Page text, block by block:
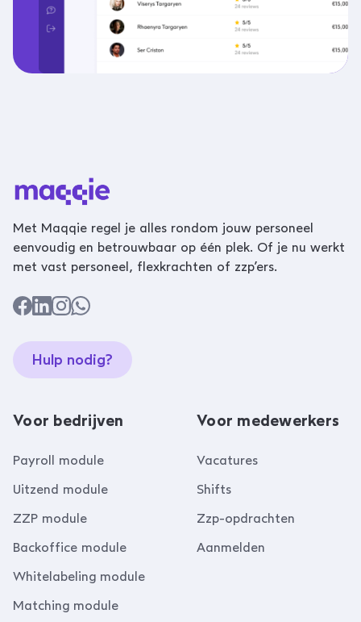
Met Maqqie regel je alles rondom jouw personeel
eenvoudig en betrouwbaar op één plek. Of je nu werkt
met vast personeel, flexkrachten of zzp’ers.
Hulp nodig?
Voor bedrijven
Payroll module
Uitzend module
ZZP module
Backoffice module
Whitelabeling module
Matching module
Voor medewerkers
Vacatures
Shifts
Zzp-opdrachten
Aanmelden